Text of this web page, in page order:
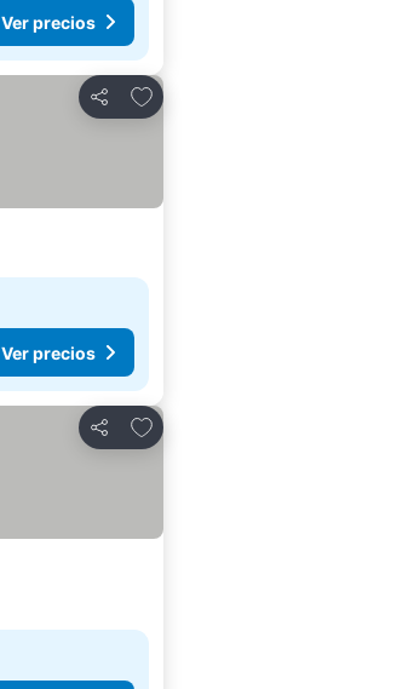
Ver precios
Compartir
Agregar a favoritos
Ver precios
Compartir
Agregar a favoritos